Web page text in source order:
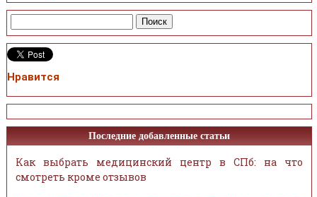
Нравится
Последние добавленные статьи
Как выбрать медицинский центр в СПб: на что
смотреть кроме отзывов